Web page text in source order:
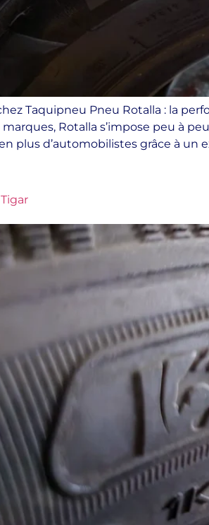
Taquipneu Pneu Rotalla : la
Rotalla s’impose peu à
plus d’automobilistes grâce à